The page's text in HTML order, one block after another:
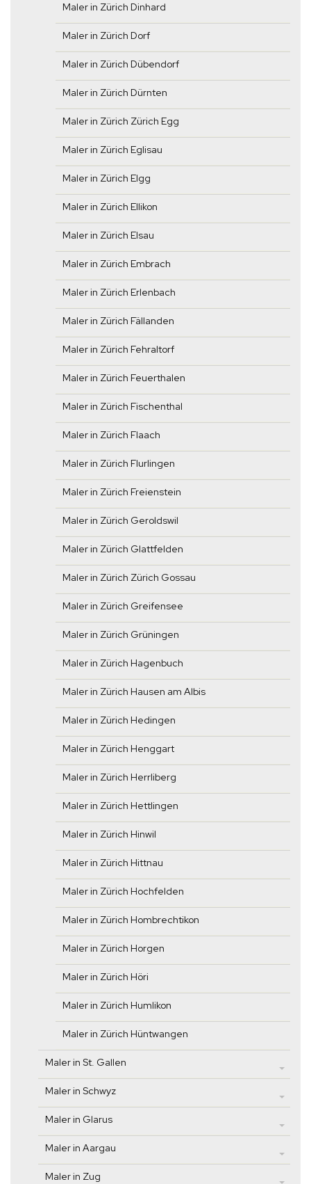
Maler in Zürich Dinhard
Maler in Zürich Dorf
Maler in Zürich Dübendorf
Maler in Zürich Dürnten
Maler in Zürich Zürich Egg
Maler in Zürich Eglisau
Maler in Zürich Elgg
Maler in Zürich Ellikon
Maler in Zürich Elsau
Maler in Zürich Embrach
Maler in Zürich Erlenbach
Maler in Zürich Fällanden
Maler in Zürich Fehraltorf
Maler in Zürich Feuerthalen
Maler in Zürich Fischenthal
Maler in Zürich Flaach
Maler in Zürich Flurlingen
Maler in Zürich Freienstein
Maler in Zürich Geroldswil
Maler in Zürich Glattfelden
Maler in Zürich Zürich Gossau
Maler in Zürich Greifensee
Maler in Zürich Grüningen
Maler in Zürich Hagenbuch
Maler in Zürich Hausen am Albis
Maler in Zürich Hedingen
Maler in Zürich Henggart
Maler in Zürich Herrliberg
Maler in Zürich Hettlingen
Maler in Zürich Hinwil
Maler in Zürich Hittnau
Maler in Zürich Hochfelden
Maler in Zürich Hombrechtikon
Maler in Zürich Horgen
Maler in Zürich Höri
Maler in Zürich Humlikon
Maler in Zürich Hüntwangen
Maler in St. Gallen
Maler in Schwyz
Maler in Glarus
Maler in Aargau
Maler in Zug